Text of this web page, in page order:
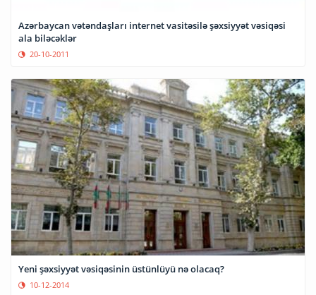
Azərbaycan vətəndaşları internet vasitəsilə şəxsiyyət vəsiqəsi
ala biləcəklər
20-10-2011
Yeni şəxsiyyət vəsiqəsinin üstünlüyü nə olacaq?
10-12-2014